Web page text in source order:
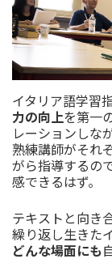
イタリア語学習
力の向上を第一
レーションしな
熟練講師がそれ
がら指導するの
感できるはず。
テキストと向き
繰り返し生きた
どんな場面にも